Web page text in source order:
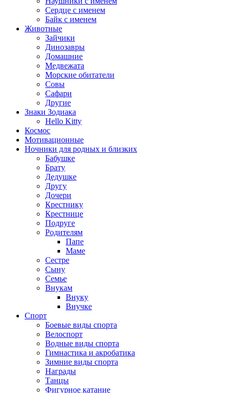
Сердце с именем
Байк с именем
Животные
Зайчики
Динозавры
Домашние
Медвежата
Морские обитатели
Совы
Сафари
Другие
Знаки Зодиака
Hello Kitty
Космос
Мотивационные
Ночники для родных и близких
Бабушке
Брату
Дедушке
Другу
Дочери
Крестнику
Крестнице
Подруге
Родителям
Папе
Маме
Сестре
Сыну
Семье
Внукам
Внуку
Внучке
Спорт
Боевые виды спорта
Велоспорт
Водные виды спорта
Гимнастика и акробатика
Зимние виды спорта
Награды
Танцы
Фигурное катание